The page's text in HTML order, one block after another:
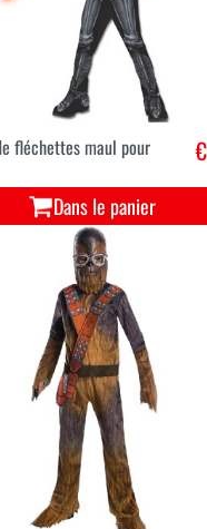
fléchettes maul pour
Dans le panier